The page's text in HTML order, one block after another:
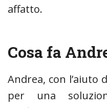
affatto.
Cosa fa
Andrea, con l’aiuto
per una